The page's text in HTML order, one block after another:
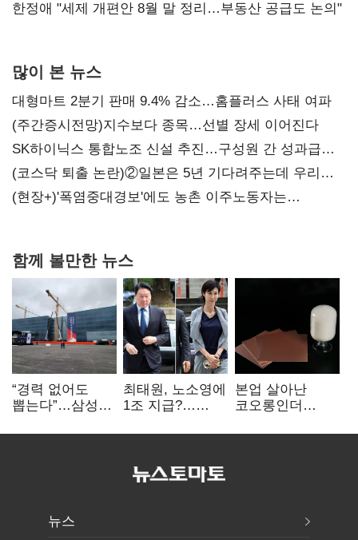
한정애 "세제 개편안 8월 말 정리…부동산 공급도 논의"
많이 본 뉴스
대형마트 2분기 판매 9.4% 감소…홈플러스 사태 여파
(주간증시전망)지수보다 종목…선별 장세 이어진다
SK하이닉스 통합노조 신설 추진…구성원 간 성과급
불만 확산
(코스닥 퇴출 논란)②일본은 5년 기다려주는데 우리는
당장 퇴출?…시간만으론 부족한 코스닥 구하기
(현장+)'폭염중대경보'에도 농촌 이주노동자는
함께 볼만한 뉴스
“경력 없어도
뽑는다”…삼성
반도체 인재
최태원, 노소영에
1조 지급?…
본업 살아난
코오롱인더
배터리 소재로
뉴스